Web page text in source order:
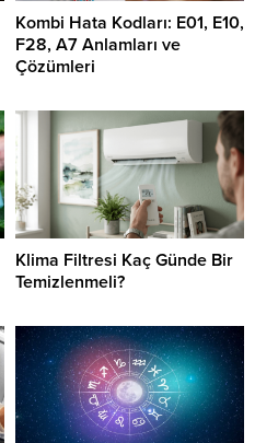
Kombi Hata Kodları: E01, E10,
F28, A7 Anlamları ve
Çözümleri
Klima Filtresi Kaç Günde Bir
Temizlenmeli?